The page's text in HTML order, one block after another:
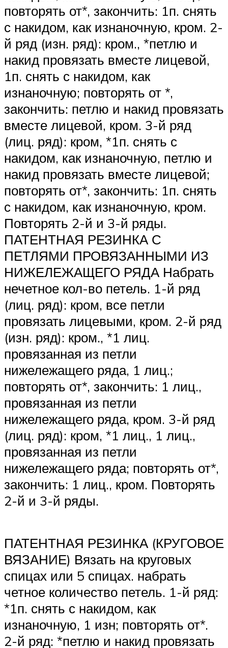
повторять от*, закончить: 1п. снять
с накидом, как изнаночную, кром. 2-
й ряд (изн. ряд): кром., *петлю и
накид провязать вместе лицевой,
1п. снять с накидом, как
изнаночную; повторять от *,
закончить: петлю и накид провязать
вместе лицевой, кром. 3-й ряд
(лиц. ряд): кром, *1п. снять с
накидом, как изнаночную, петлю и
накид провязать вместе лицевой;
повторять от*, закончить: 1п. снять
с накидом, как изнаночную, кром.
Повторять 2-й и 3-й ряды.
ПАТЕНТНАЯ РЕЗИНКА С
ПЕТЛЯМИ ПРОВЯЗАННЫМИ ИЗ
НИЖЕЛЕЖАЩЕГО РЯДА Набрать
нечетное кол-во петель. 1-й ряд
(лиц. ряд): кром, все петли
провязать лицевыми, кром. 2-й ряд
(изн. ряд): кром., *1 лиц.
провязанная из петли
нижележащего ряда, 1 лиц.;
повторять от*, закончить: 1 лиц.,
провязанная из петли
нижележащего ряда, кром. 3-й ряд
(лиц. ряд): кром, *1 лиц., 1 лиц.,
провязанная из петли
нижележащего ряда; повторять от*,
закончить: 1 лиц., кром. Повторять
2-й и 3-й ряды.
ПАТЕНТНАЯ РЕЗИНКА (КРУГОВОЕ
ВЯЗАНИЕ) Вязать на круговых
спицах или 5 спицах. набрать
четное количество петель. 1-й ряд:
*1п. снять с накидом, как
изнаночную, 1 изн; повторять от*.
2-й ряд: *петлю и накид провязать